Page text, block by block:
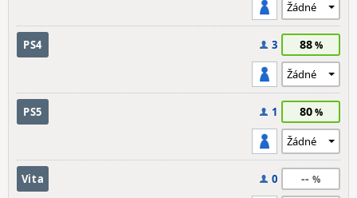
PS4 3 88
PS5 1 80
Vita 0 --